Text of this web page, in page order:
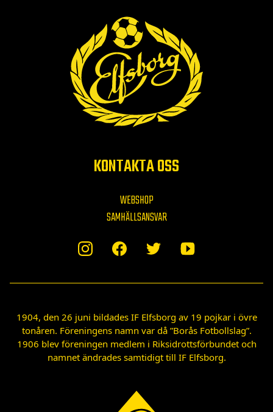
KONTAKTA OSS
WEBSHOP
SAMHÄLLSANSVAR
1904, den 26 juni bildades IF Elfsborg av 19 pojkar i övre
tonåren. Föreningens namn var då ”Borås Fotbollslag”.
1906 blev föreningen medlem i Riksidrottsförbundet och
namnet ändrades samtidigt till IF Elfsborg.